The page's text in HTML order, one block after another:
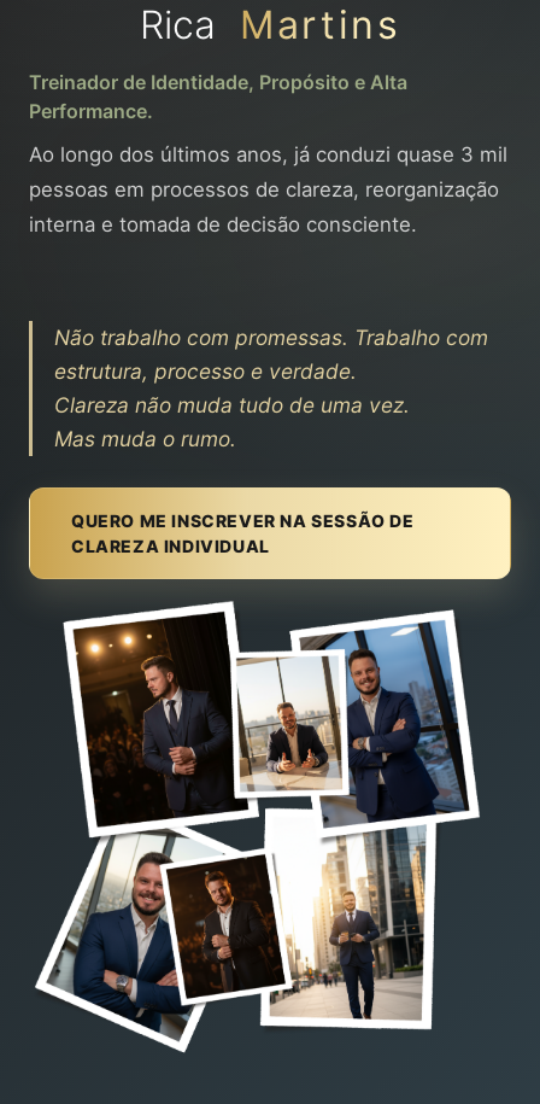
Rica Martins
Treinador de Identidade, Propósito e Alta
Performance.
Ao longo dos últimos anos, já conduzi quase 3 mil
pessoas em processos de clareza, reorganização
interna e tomada de decisão consciente.
Não trabalho com promessas. Trabalho com
estrutura, processo e verdade.
Clareza não muda tudo de uma vez.
Mas muda o rumo.
QUERO ME INSCREVER NA SESSÃO DE
CLAREZA INDIVIDUAL